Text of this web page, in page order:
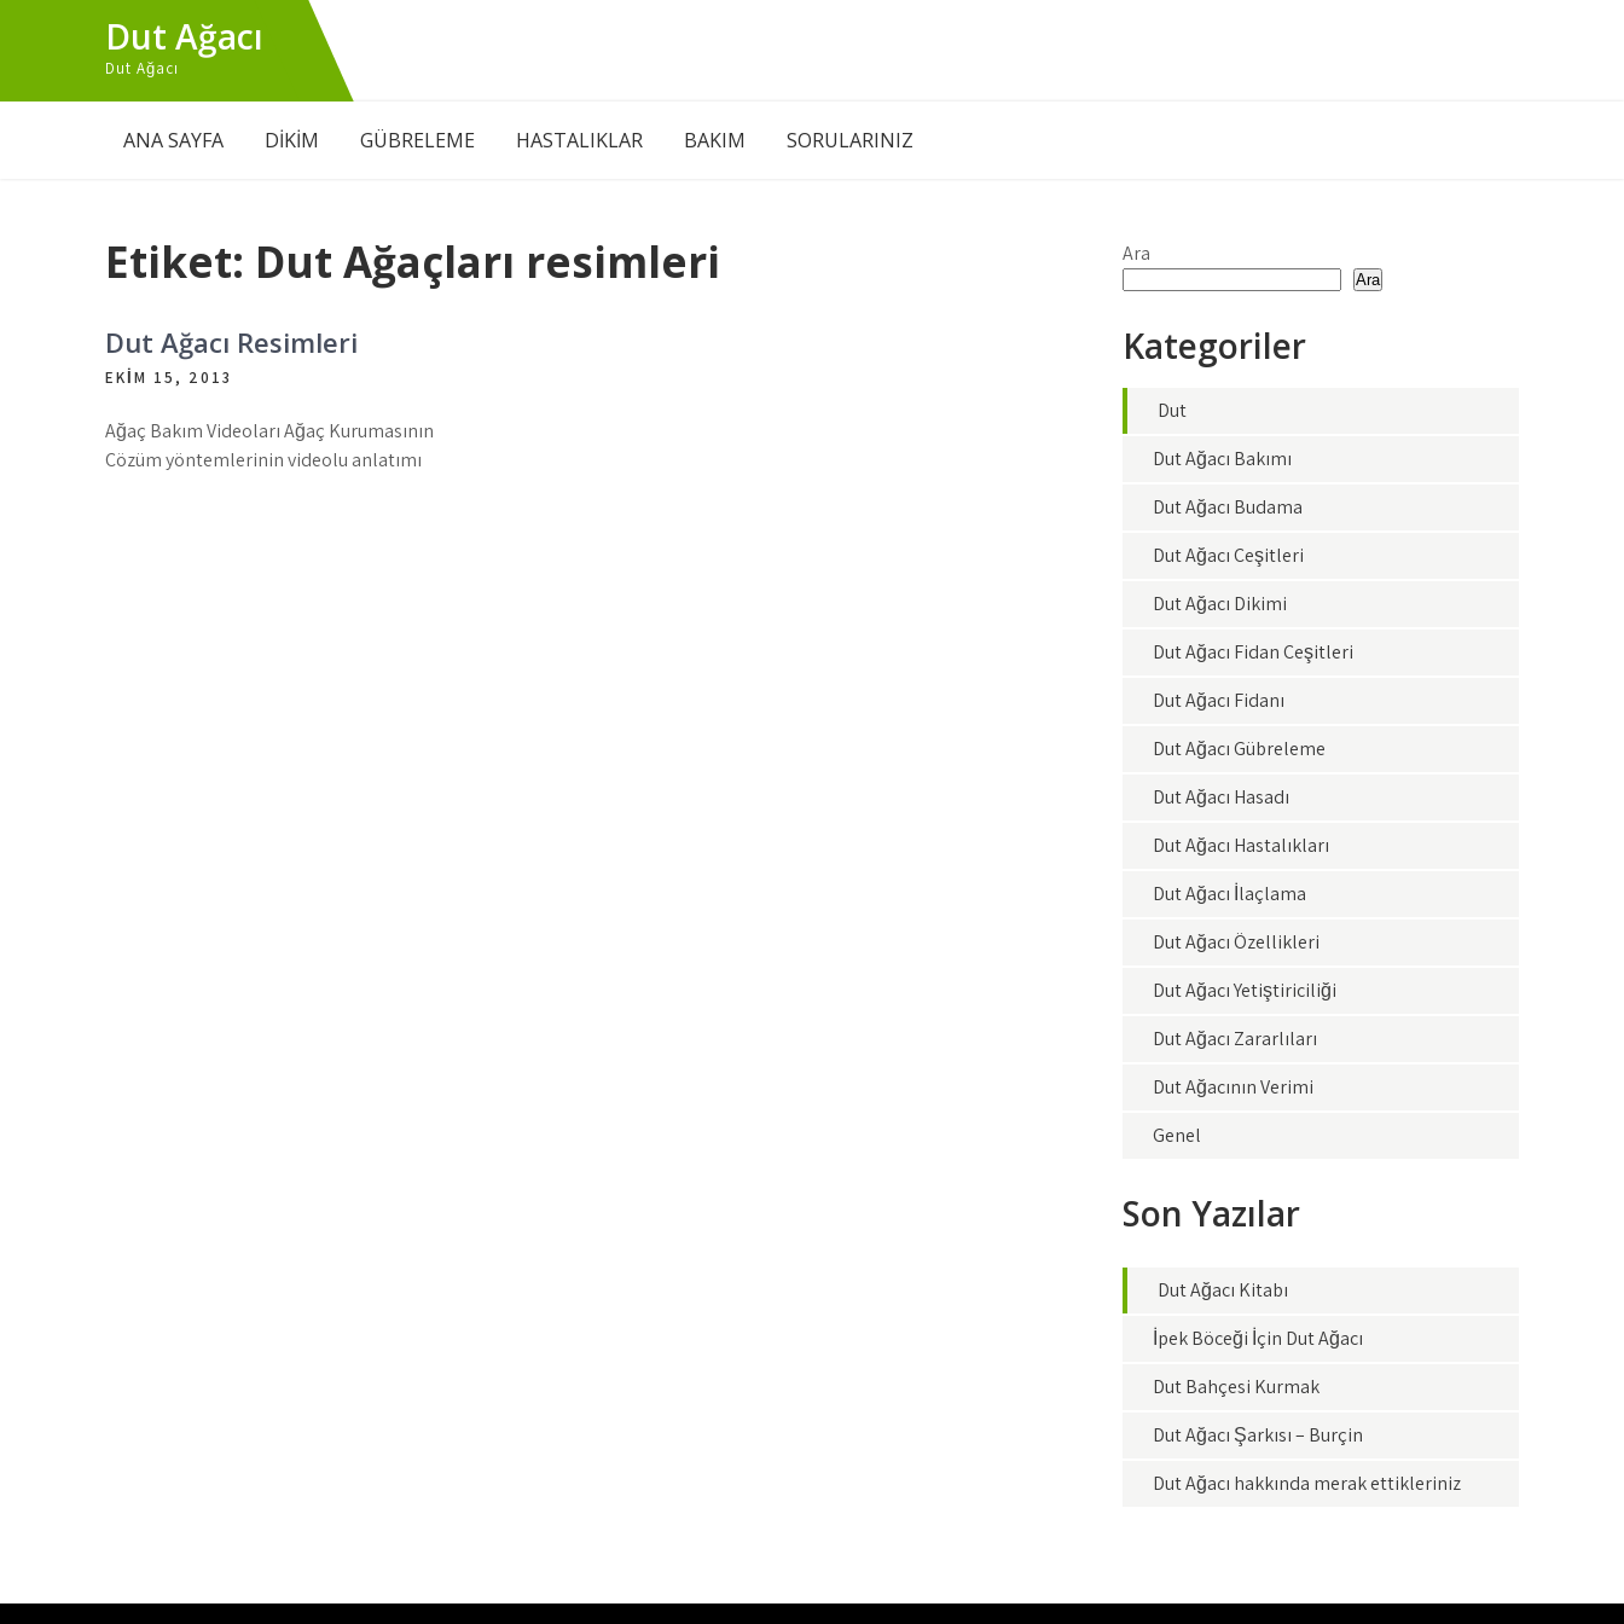
Dut Ağacı
Dut Ağacı
ANA SAYFA DİKİM GÜBRELEME HASTALIKLAR BAKIM SORULARINIZ
Etiket: Dut Ağaçları resimleri
Dut Ağacı Resimleri
EKIM 15, 2013
Ağaç Bakım Videoları Ağaç Kurumasının
Çözüm yöntemlerinin videolu anlatımı
Ara
Ara
Kategoriler
Dut
Dut Ağacı Bakımı
Dut Ağacı Budama
Dut Ağacı Çeşitleri
Dut Ağacı Dikimi
Dut Ağacı Fidan Çeşitleri
Dut Ağacı Fidanı
Dut Ağacı Gübreleme
Dut Ağacı Hasadı
Dut Ağacı Hastalıkları
Dut Ağacı İlaçlama
Dut Ağacı Özellikleri
Dut Ağacı Yetiştiriciliği
Dut Ağacı Zararlıları
Dut Ağacının Verimi
Genel
Son Yazılar
Dut Ağacı Kitabı
İpek Böceği İçin Dut Ağacı
Dut Bahçesi Kurmak
Dut Ağacı Şarkısı – Burçin
Dut Ağacı hakkında merak ettikleriniz